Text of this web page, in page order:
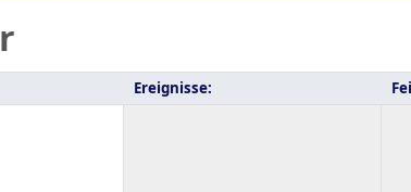
Ereignisse: